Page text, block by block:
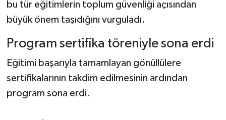
bu tür eğitimlerin toplum güvenliği açısından
büyük önem taşıdığını vurguladı.
Program sertifika töreniyle sona erdi
Eğitimi başarıyla tamamlayan gönüllülere
sertifikalarının takdim edilmesinin ardından
program sona erdi.